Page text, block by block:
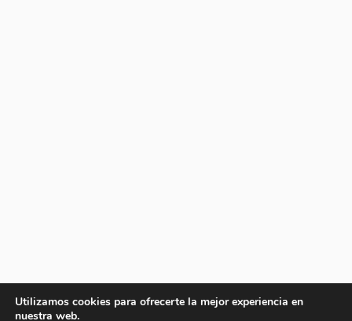
Utilizamos cookies para ofrecerte la mejor experiencia en
nuestra web.